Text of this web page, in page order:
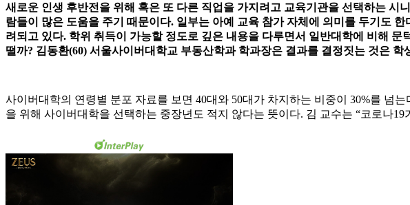
새로운 인생 후반전을 위해 혹은 또 다른 직업을 가지려고 교육기관을 선택하는
람들이 많은 도움을 주기 때문이다. 일부는 아예 교육 참가 자체에 의미를 두기도
려되고 있다. 학위 취득이 가능할 정도로 깊은 내용을 다루면서 일반대학에 비해
떨까? 김동환(60) 서울사이버대학교 부동산학과 학과장은 결과를 결정짓는 것은 학
사이버대학의 연령별 분포 자료를 보면 40대와 50대가 차지하는 비중이 30%를 넘
을 위해 사이버대학을 선택하는 중장년도 적지 않다는 뜻이다. 김 교수는 “코로나19